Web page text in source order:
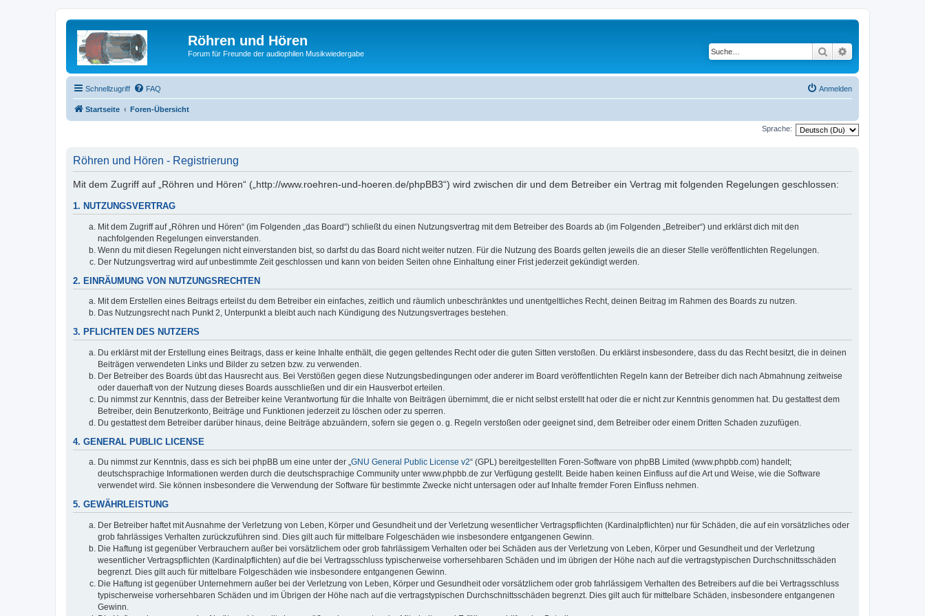
Röhren und Hören
Forum für Freunde der audiophilen Musikwiedergabe Suche
Schnellzugriff FAQ Anmelden
Startseite Foren-Übersicht
Sprache:
Röhren und Hören - Registrierung
Mit dem Zugriff auf „Röhren und Hören“ („http://www.roehren-und-hoeren.de/phpBB3“) wird zwischen dir und dem Betreiber ein Vertrag mit folgenden Regelungen geschlossen:
1. NUTZUNGSVERTRAG
Mit dem Zugriff auf „Röhren und Hören“ (im Folgenden „das Board“) schließt du einen Nutzungsvertrag mit dem Betreiber des Boards ab (im Folgenden „Betreiber“) und erklärst dich mit den
nachfolgenden Regelungen einverstanden.
Wenn du mit diesen Regelungen nicht einverstanden bist, so darfst du das Board nicht weiter nutzen. Für die Nutzung des Boards gelten jeweils die an dieser Stelle veröffentlichten Regelungen.
Der Nutzungsvertrag wird auf unbestimmte Zeit geschlossen und kann von beiden Seiten ohne Einhaltung einer Frist jederzeit gekündigt werden.
2. EINRÄUMUNG VON NUTZUNGSRECHTEN
Mit dem Erstellen eines Beitrags erteilst du dem Betreiber ein einfaches, zeitlich und räumlich unbeschränktes und unentgeltliches Recht, deinen Beitrag im Rahmen des Boards zu nutzen.
Das Nutzungsrecht nach Punkt 2, Unterpunkt a bleibt auch nach Kündigung des Nutzungsvertrages bestehen.
3. PFLICHTEN DES NUTZERS
Du erklärst mit der Erstellung eines Beitrags, dass er keine Inhalte enthält, die gegen geltendes Recht oder die guten Sitten verstoßen. Du erklärst insbesondere, dass du das Recht besitzt, die in deinen
Beiträgen verwendeten Links und Bilder zu setzen bzw. zu verwenden.
Der Betreiber des Boards übt das Hausrecht aus. Bei Verstößen gegen diese Nutzungsbedingungen oder anderer im Board veröffentlichten Regeln kann der Betreiber dich nach Abmahnung zeitweise
oder dauerhaft von der Nutzung dieses Boards ausschließen und dir ein Hausverbot erteilen.
Du nimmst zur Kenntnis, dass der Betreiber keine Verantwortung für die Inhalte von Beiträgen übernimmt, die er nicht selbst erstellt hat oder die er nicht zur Kenntnis genommen hat. Du gestattest dem
Betreiber, dein Benutzerkonto, Beiträge und Funktionen jederzeit zu löschen oder zu sperren.
Du gestattest dem Betreiber darüber hinaus, deine Beiträge abzuändern, sofern sie gegen o. g. Regeln verstoßen oder geeignet sind, dem Betreiber oder einem Dritten Schaden zuzufügen.
4. GENERAL PUBLIC LICENSE
Du nimmst zur Kenntnis, dass es sich bei phpBB um eine unter der „GNU General Public License v2“ (GPL) bereitgestellten Foren-Software von phpBB Limited (www.phpbb.com) handelt;
deutschsprachige Informationen werden durch die deutschsprachige Community unter www.phpbb.de zur Verfügung gestellt. Beide haben keinen Einfluss auf die Art und Weise, wie die Software
verwendet wird. Sie können insbesondere die Verwendung der Software für bestimmte Zwecke nicht untersagen oder auf Inhalte fremder Foren Einfluss nehmen.
5. GEWÄHRLEISTUNG
Der Betreiber haftet mit Ausnahme der Verletzung von Leben, Körper und Gesundheit und der Verletzung wesentlicher Vertragspflichten (Kardinalpflichten) nur für Schäden, die auf ein vorsätzliches oder
grob fahrlässiges Verhalten zurückzuführen sind. Dies gilt auch für mittelbare Folgeschäden wie insbesondere entgangenen Gewinn.
Die Haftung ist gegenüber Verbrauchern außer bei vorsätzlichem oder grob fahrlässigem Verhalten oder bei Schäden aus der Verletzung von Leben, Körper und Gesundheit und der Verletzung
wesentlicher Vertragspflichten (Kardinalpflichten) auf die bei Vertragsschluss typischerweise vorhersehbaren Schäden und im übrigen der Höhe nach auf die vertragstypischen Durchschnittsschäden
begrenzt. Dies gilt auch für mittelbare Folgeschäden wie insbesondere entgangenen Gewinn.
Die Haftung ist gegenüber Unternehmern außer bei der Verletzung von Leben, Körper und Gesundheit oder vorsätzlichem oder grob fahrlässigem Verhalten des Betreibers auf die bei Vertragsschluss
typischerweise vorhersehbaren Schäden und im Übrigen der Höhe nach auf die vertragstypischen Durchschnittsschäden begrenzt. Dies gilt auch für mittelbare Schäden, insbesondere entgangenen
Gewinn.